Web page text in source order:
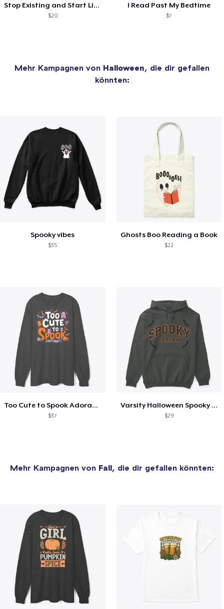
Stop Existing and Start Living
$20
I Read Past My Bedtime
$7
Mehr Kampagnen von Halloween, die dir gefallen
könnten:
Spooky vibes
$35
Ghosts Boo Reading a Book
$22
Too Cute to Spook Adorable Halloween Tee
$37
Varsity Halloween Spooky Season Letter
$29
Mehr Kampagnen von Fall, die dir gefallen könnten: